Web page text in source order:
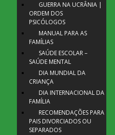
GUERRA NA UCRÂNIA |
ORDEM DOS
PSICÓLOGOS
MANUAL PARA AS
FAMÍLIAS
SAÚDE ESCOLAR –
SAÚDE MENTAL
DIA MUNDIAL DA
CRIANÇA
DIA INTERNACIONAL DA
FAMÍLIA
RECOMENDAÇÕES PARA
PAIS DIVORCIADOS OU
SEPARADOS